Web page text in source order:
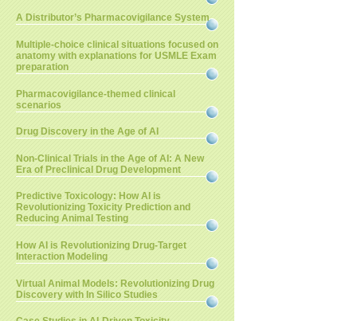
A Distributor’s Pharmacovigilance System
Multiple-choice clinical situations focused on
anatomy with explanations for USMLE Exam
preparation
Pharmacovigilance-themed clinical
scenarios
Drug Discovery in the Age of AI
Non-Clinical Trials in the Age of AI: A New
Era of Preclinical Drug Development
Predictive Toxicology: How AI is
Revolutionizing Toxicity Prediction and
Reducing Animal Testing
How AI is Revolutionizing Drug-Target
Interaction Modeling
Virtual Animal Models: Revolutionizing Drug
Discovery with In Silico Studies